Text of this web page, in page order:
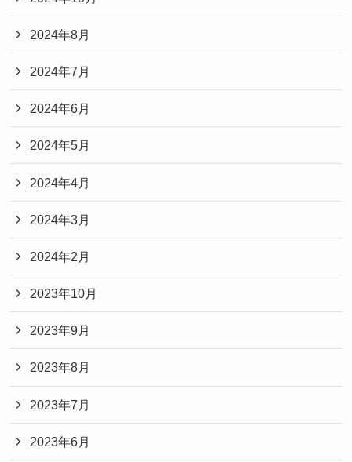
2024年8月
2024年7月
2024年6月
2024年5月
2024年4月
2024年3月
2024年2月
2023年10月
2023年9月
2023年8月
2023年7月
2023年6月